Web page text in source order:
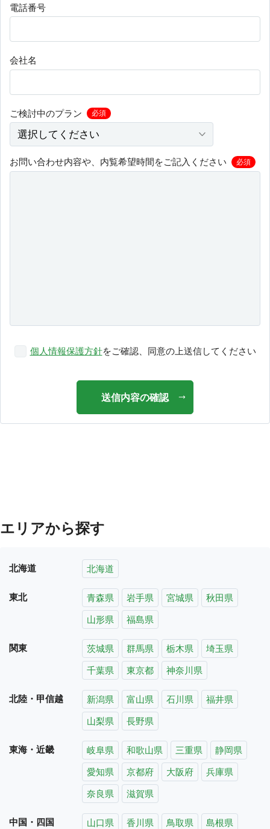
電話番号
会社名
ご検討中のプラン 必須
お問い合わせ内容や、内覧希望時間をご記入ください 必須
個人情報保護方針をご確認、同意の上送信してください
送信内容の確認
エリアから探す
北海道 北海道
東北 青森県 岩手県 宮城県
秋田県
山形県
福島県
関東 茨城県 群馬県 栃木県
埼玉県
千葉県
東京都 神奈川県
北陸・甲信越 新潟県 富山県 石川県
福井県
山梨県
長野県
東海・近畿 岐阜県 和歌山県 三重県
静岡県
愛知県
京都府 大阪府
兵庫県
奈良県
滋賀県
中国・四国 山口県 香川県 鳥取県
島根県